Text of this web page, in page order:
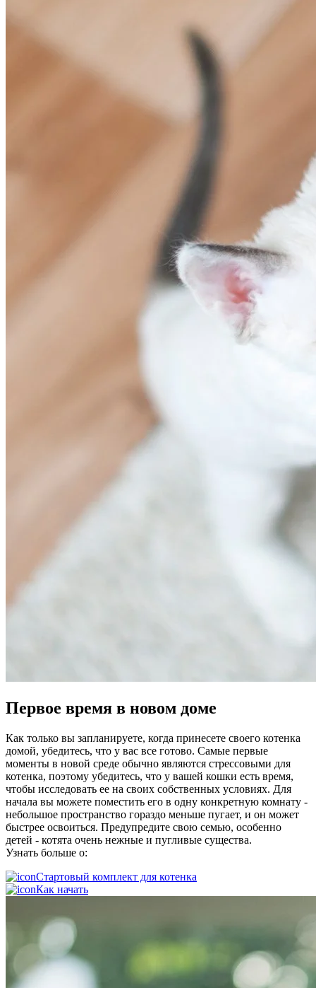
Первое время в новом доме
Как только вы запланируете, когда принесете своего котенка
домой, убедитесь, что у вас все готово. Самые первые
моменты в новой среде обычно являются стрессовыми для
котенка, поэтому убедитесь, что у вашей кошки есть время,
чтобы исследовать ее на своих собственных условиях. Для
начала вы можете поместить его в одну конкретную комнату -
небольшое пространство гораздо меньше пугает, и он может
быстрее освоиться. Предупредите свою семью, особенно
детей - котята очень нежные и пугливые существа.
Узнать больше о:
Стартовый комплект для котенка
Как начать